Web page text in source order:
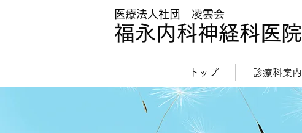
福永内科神経科医院
医療法人社団 凌雲会
トップ 診療科案内